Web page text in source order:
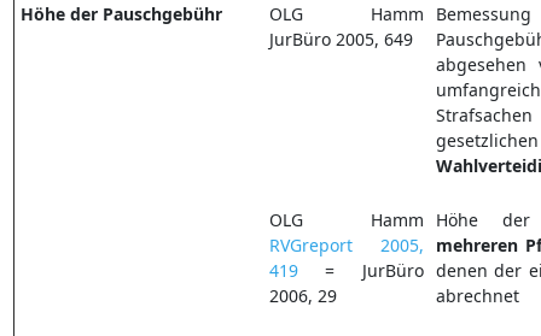
Höhe der Pauschgebühr
OLG Hamm
JurBüro 2005, 649
abgesehen
OLG Hamm
RVGreport 2005,
419= JurBüro
2006, 29
Höhe der
mehreren
denen der
abrechnet